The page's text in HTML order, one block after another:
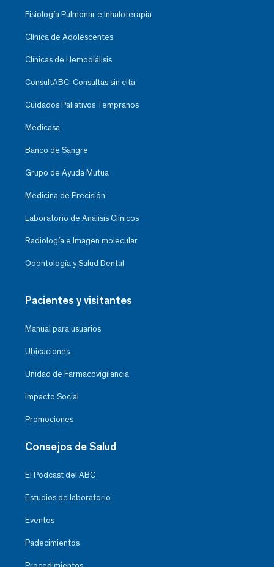
Fisiología Pulmonar e Inhaloterapia
Clínica de Adolescentes
Clínicas de Hemodiálisis
ConsultABC: Consultas sin cita
Cuidados Paliativos Tempranos
Medicasa
Banco de Sangre
Grupo de Ayuda Mutua
Medicina de Precisión
Laboratorio de Análisis Clínicos
Radiología e Imagen molecular
Odontología y Salud Dental
Pacientes y visitantes
Manual para usuarios
Ubicaciones
Unidad de Farmacovigilancia
Impacto Social
Promociones
Consejos de Salud
El Podcast del ABC
Estudios de laboratorio
Eventos
Padecimientos